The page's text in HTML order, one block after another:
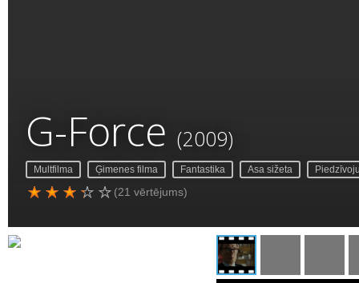
G-Force (2009)
Multfilma Ģimenes filma Fantastika Asa sižeta
(21 vērtējums)